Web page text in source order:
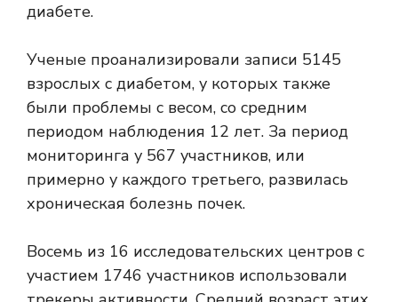
диабете.
Ученые проанализировали записи 5145
взрослых с диабетом, у которых также
были проблемы с весом, со средним
периодом наблюдения 12 лет. За период
мониторинга у 567 участников, или
примерно у каждого третьего, развилась
хроническая болезнь почек.
Восемь из 16 исследовательских центров с
участием 1746 участников использовали